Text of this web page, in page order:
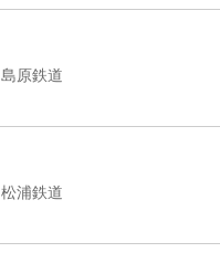
島原鉄道
松浦鉄道